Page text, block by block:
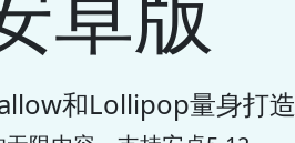
和Lollipop量身打造